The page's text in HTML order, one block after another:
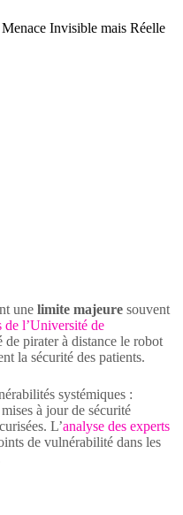
Invisible mais Réelle
une limite majeure souvent
de l’Université de
pirater à distance le robot
la sécurité des patients.
systémiques :
à jour de sécurité
L’analyse des experts
de vulnérabilité dans les